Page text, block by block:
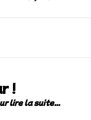
juillet (Vaulx-en-Velin)
!